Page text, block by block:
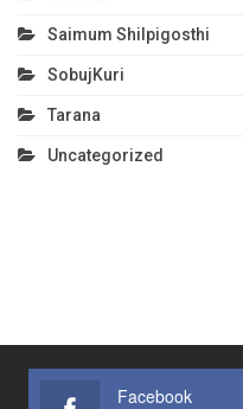
Saimum Shilpigosthi
SobujKuri
Tarana
Uncategorized
Facebook